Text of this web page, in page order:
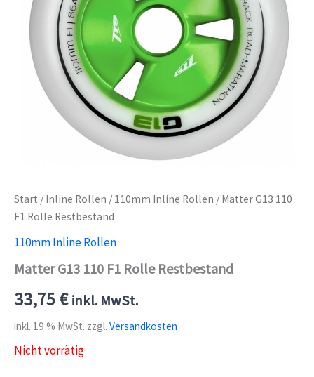
Start / Inline Rollen / 110mm Inline Rollen / Matter G13 110
F1 Rolle Restbestand
110mm Inline Rollen
Matter G13 110 F1 Rolle Restbestand
33,75€ inkl. MwSt.
inkl. 19 % MwSt. zzgl. Versandkosten
Nicht vorrätig